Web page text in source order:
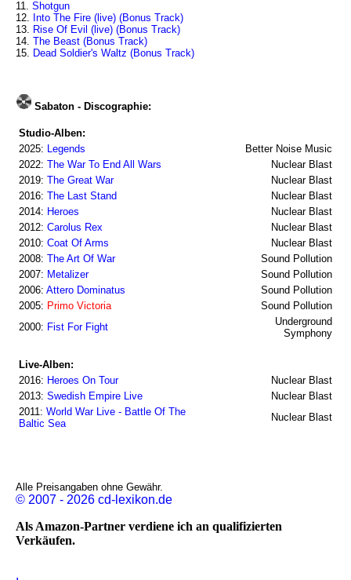
11. Shotgun
12. Into The Fire (live) (Bonus Track)
13. Rise Of Evil (live) (Bonus Track)
14. The Beast (Bonus Track)
15. Dead Soldier's Waltz (Bonus Track)
Sabaton - Discographie:
Studio-Alben:
2025: Legends
Better Noise Music
2022: The War To End All Wars
Nuclear Blast
2019: The Great War
Nuclear Blast
2016: The Last Stand
Nuclear Blast
2014: Heroes
Nuclear Blast
2012: Carolus Rex
Nuclear Blast
2010: Coat Of Arms
Nuclear Blast
2008: The Art Of War
Sound Pollution
2007: Metalizer
Sound Pollution
2006: Attero Dominatus
Sound Pollution
2005: Primo Victoria
Sound Pollution
2000: Fist For Fight
Underground
Symphony
Live-Alben:
2016: Heroes On Tour
Nuclear Blast
2013: Swedish Empire Live
Nuclear Blast
2011: World War Live - Battle Of The
Baltic Sea
Nuclear Blast
Alle Preisangaben ohne Gewähr.
© 2007 - 2026 cd-lexikon.de
Als Amazon-Partner verdiene ich an qualifizierten
Verkäufen.